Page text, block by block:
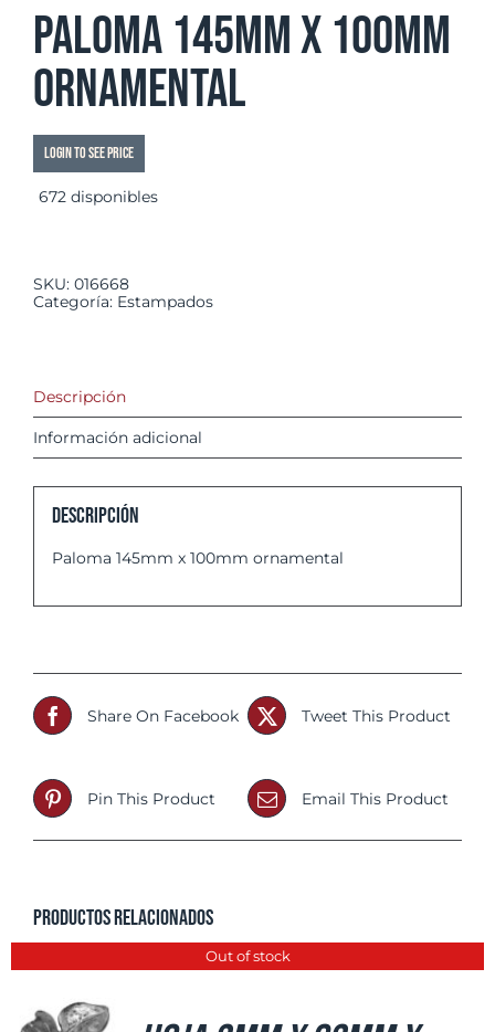
Paloma 145mm x 100mm
ornamental
Login to see price
672 disponibles
SKU: 016668
Categoría: Estampados
Descripción
Información adicional
Descripción
Paloma 145mm x 100mm ornamental
Share On Facebook Tweet This Product
Pin This Product Email This Product
Productos relacionados
Out of stock